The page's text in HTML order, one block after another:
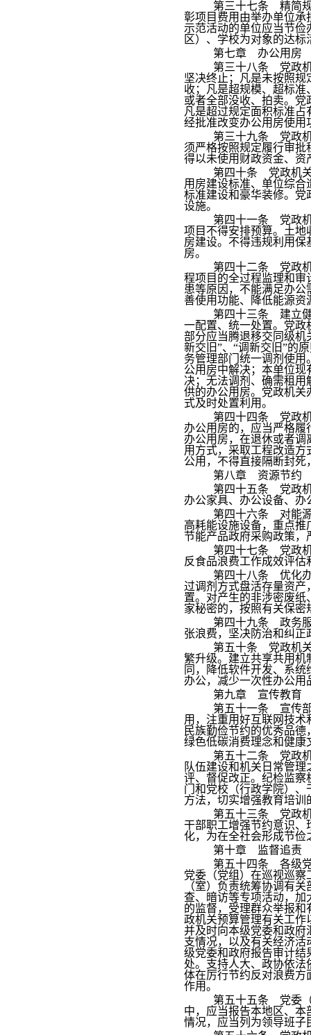
第三十七条 精简
彰项目费用由举办单位承
示范活动的单位应当节
区）、学校为对象的达标
第七章 办公用房
第三十八条 党政
坚决终止；凡是未按照
收；凡是超规模、超标
或者全部没收、拍卖。
凡是超过规定面积标准
经批准改变办公用房使用
第三十九条 党政
须严格按照规定履行审
得以未使用财政资金、资
第四十条 党政机
用房建设标准、单位综
标准建设和豪华装修。党
设施。
第四十一条 党政
项目不得安排预算。土地
房建设。不得违规利用
房。
第四十二条 党政
程项目的全过程监理和审
患等原因，不能满足办
善使用功能、降低能源资
第四十三条 建立
一配置、统一处置。党政
部分应当腾退移交同级机
新交旧”、“调新交旧”的
务管理部门统一调剂使
公用房中解决；本单位
决；无法调剂、确需租
供的办公用房。党政机关
式及时处置利用。
第四十四条 党政
办公用房的，应当严格
办公用房，在退休或者
用方式，采取工程改造
公用，不得直接隔断封死
第八章 资源节约
第四十五条 党政
办公家具、办公设备、
第四十六条 对能
高耗能设施设备，重点
节能产品政府采购政策，
第四十七条 党政
反食品浪费工作成效评
第四十八条 优化
过调剂方式盘活存量资产
置。对产生的非涉密废
家秘密的，按照有关保密
第四十九条 政务
张浪费，坚决防治和纠正
第五十条 党政机
繁升级。建立共享共用机
同，降低软件开发、系
办公，减少一次性办公用
第九章 宣传教育
第五十一条 宣传
用，注重用好互联网技
民族勤俭节约的优秀品
绿色低碳消费理念和健康
第五十二条 党政
队伍建设和机关日常管
评、督促改正。纪检监察
门和党校（行政学院）
方法，切实增强教育培训
第五十三条 党政
干部职工增强节约意识、
化，为在全社会形成节俭
第十章 监督追责
第五十四条 各级
党委（党组）在巡视巡
（室）负责统筹协调有
查、暗访等专项活动，加
的监督，受理群众举报
政机关预算管理有关工作
并及时向本级党委和政府
支情况，以及有关经济
级党委和政府报告审计结
处。支持人大、政协依
体在厉行节约反对浪费方
作用。
第五十五条 党委
中，应当报告本地区、
情况，应当列为领导班子